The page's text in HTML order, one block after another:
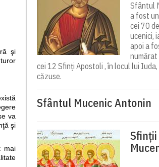
şi
va
şi
mai
Sfântul
a fost
cei 70 de
ucenici,
apoi a
numărat
cei 12 Sfinți Apostoli , în locul lui Iuda,
căzuse.
Sfântul Mucenic Antonin